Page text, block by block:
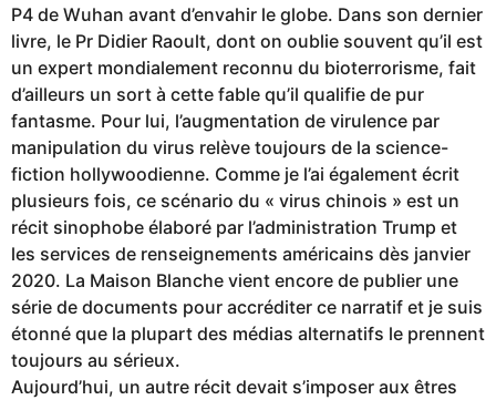
P4 de Wuhan avant d’envahir le globe. Dans son dernier
livre, le Pr Didier Raoult, dont on oublie souvent qu’il est
un expert mondialement reconnu du bioterrorisme, fait
d’ailleurs un sort à cette fable qu’il qualifie de pur
fantasme. Pour lui, l’augmentation de virulence par
manipulation du virus relève toujours de la science-
fiction hollywoodienne. Comme je l’ai également écrit
plusieurs fois, ce scénario du « virus chinois » est un
récit sinophobe élaboré par l’administration Trump et
les services de renseignements américains dès janvier
2020. La Maison Blanche vient encore de publier une
série de documents pour accréditer ce narratif et je suis
étonné que la plupart des médias alternatifs le prennent
toujours au sérieux.
Aujourd’hui, un autre récit devait s’imposer aux êtres